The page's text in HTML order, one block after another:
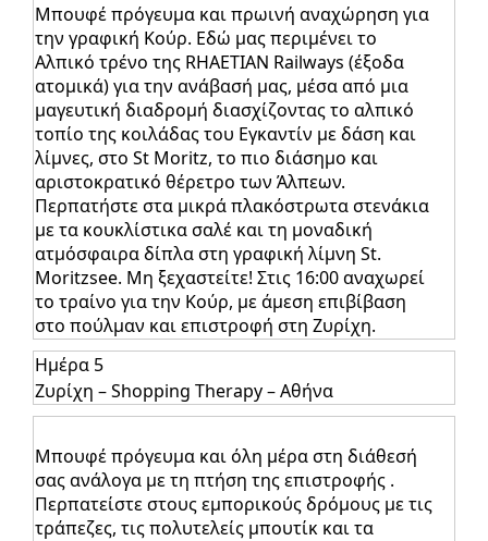
Μπουφέ πρόγευμα και πρωινή αναχώρηση για
την γραφική Κούρ. Εδώ μας περιμένει το
Αλπικό τρένο της RHAETIAN Railways (έξοδα
ατομικά) για την ανάβασή μας, μέσα από μια
μαγευτική διαδρομή διασχίζοντας το αλπικό
τοπίο της κοιλάδας του Εγκαντίν με δάση και
λίμνες, στο St Moritz, το πιο διάσημο και
αριστοκρατικό θέρετρο των Άλπεων.
Περπατήστε στα μικρά πλακόστρωτα στενάκια
με τα κουκλίστικα σαλέ και τη μοναδική
ατμόσφαιρα δίπλα στη γραφική λίμνη St.
Moritzsee. Mη ξεχαστείτε! Στις 16:00 αναχωρεί
το τραίνο για την Κούρ, με άμεση επιβίβαση
στο πούλμαν και επιστροφή στη Ζυρίχη.
Ημέρα 5
Ζυρίχη – Shopping Therapy – Αθήνα
Μπουφέ πρόγευμα και όλη μέρα στη διάθεσή
σας ανάλογα με τη πτήση της επιστροφής .
Περπατείστε στους εμπορικούς δρόμους με τις
τράπεζες, τις πολυτελείς μπουτίκ και τα